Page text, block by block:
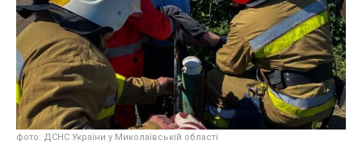
фото: ДСНС України у Миколаївській області